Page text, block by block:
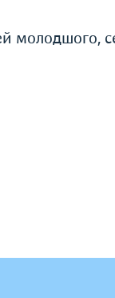
молодшого,